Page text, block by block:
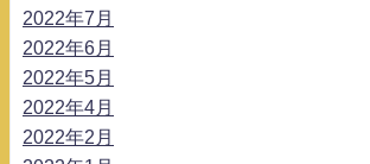
2022年7月
2022年6月
2022年5月
2022年4月
2022年2月